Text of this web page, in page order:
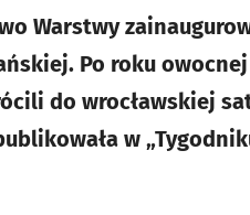
Warstwy
Po roku
do wrocławskiej
w